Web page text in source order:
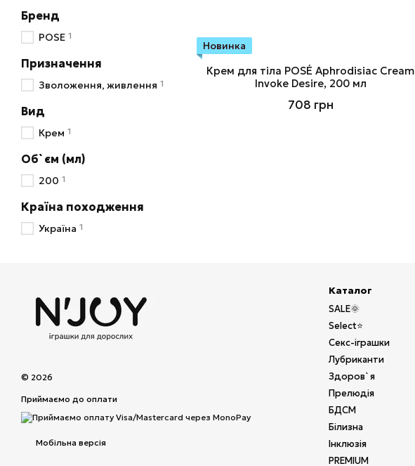
Новинка
Крем для тіла POSÉ Aphrodisiac Cream
Invoke Desire, 200 мл
708 грн
Бренд
POSE 1
Призначення
Зволоження, живлення 1
Вид
Крем 1
Об`єм (мл)
200 1
Країна походження
Україна 1
© 2026
Приймаємо до оплати
Мобільна версія
Каталог
SALE🌞
Select⭐
Секс-іграшки
Лубриканти
Здоров`я
Прелюдія
БДСМ
Білизна
Інклюзія
PREMIUM